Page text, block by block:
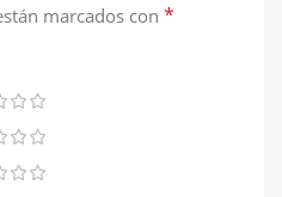
marcados con *